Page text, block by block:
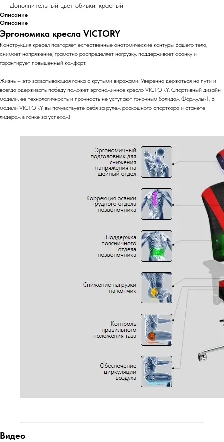
Дополнительный цвет обивки: красный
Описание
Описание
Эргономика кресла VICTORY
Конструкция кресел повторяет естественные анатомические контуры Вашего тела,
снимает напряжение, грамотно распределяет нагрузку, поддерживает осанку и
гарантирует повышенный комфорт.
Жизнь – это захватывающая гонка с крутыми виражами. Уверенно держаться на пути и
всегда одерживать победу поможет эргономичное кресло VICTORY. Спортивный дизайн
модели, ее технологичность и прочность не уступают гоночным болидам Формулы-1. В
модели VICTORY вы почувствуете себя за рулем роскошного спорткара и станете
лидером в гонке за успехом!
Видео